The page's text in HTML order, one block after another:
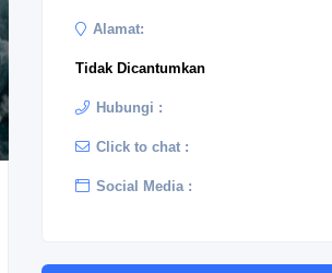
Alamat:
Tidak Dicantumkan
Hubungi :
Click to chat :
Social Media :